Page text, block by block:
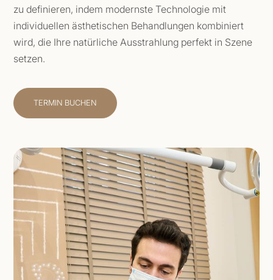
zu definieren, indem modernste Technologie mit
individuellen ästhetischen Behandlungen kombiniert
wird, die Ihre natürliche Ausstrahlung perfekt in Szene
setzen.
TERMIN BUCHEN